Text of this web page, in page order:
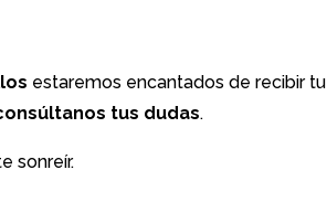
estaremos encantados de recibir tu
tus dudas.
sonreír.